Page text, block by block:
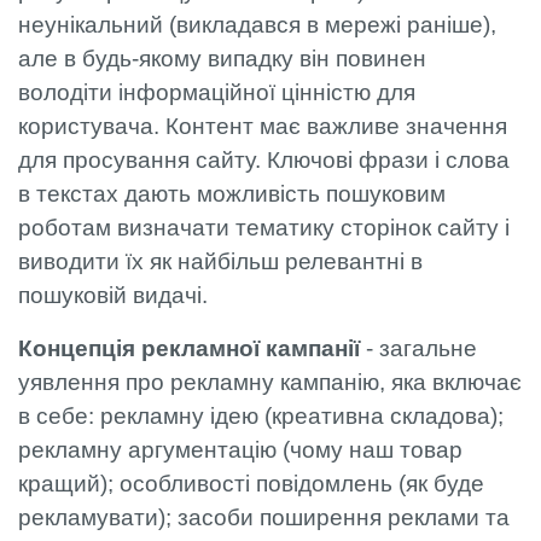
неунікальний (викладався в мережі раніше),
але в будь-якому випадку він повинен
володіти інформаційної цінністю для
користувача. Контент має важливе значення
для просування сайту. Ключові фрази і слова
в текстах дають можливість пошуковим
роботам визначати тематику сторінок сайту і
виводити їх як найбільш релевантні в
пошуковій видачі.
Концепція рекламної кампанії- загальне
уявлення про рекламну кампанію, яка включає
в себе: рекламну ідею (креативна складова);
рекламну аргументацію (чому наш товар
кращий); особливості повідомлень (як буде
рекламувати); засоби поширення реклами та